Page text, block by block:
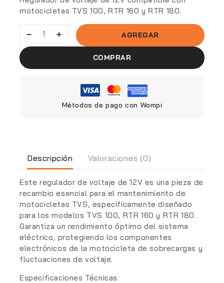
motocicletas TVS 100, RTR 160 y RTR 180.
AGREGAR
COMPRAR
Métodos de pago con Wompi
Descripción Valoraciones (0)
Este regulador de voltaje de 12V es una pieza de
recambio esencial para el mantenimiento de
motocicletas TVS, específicamente diseñado
para los modelos TVS 100, RTR 160 y RTR 180.
Garantiza un rendimiento óptimo del sistema
eléctrico, protegiendo los componentes
electrónicos de la motocicleta de sobrecargas y
fluctuaciones de voltaje.
Especificaciones Técnicas: